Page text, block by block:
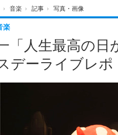
› 音楽 › 記事 › 写真・画像
「人生最高の
デーライブレ
楽